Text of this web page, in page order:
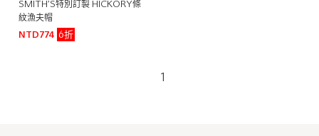
SMITH’S特別訂製 HICKORY條
紋漁夫帽
NTD774
6折
1